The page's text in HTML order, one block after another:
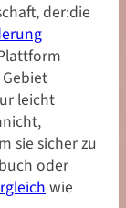
der:die
leicht
sie sicher zu
oder
wie